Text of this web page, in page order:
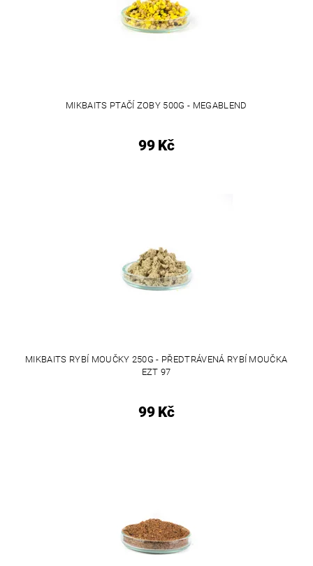
MIKBAITS PTAČÍ ZOBY 500G - MEGABLEND
99 Kč
MIKBAITS RYBÍ MOUČKY 250G - PŘEDTRÁVENÁ RYBÍ MOUČKA
EZT 97
99 Kč